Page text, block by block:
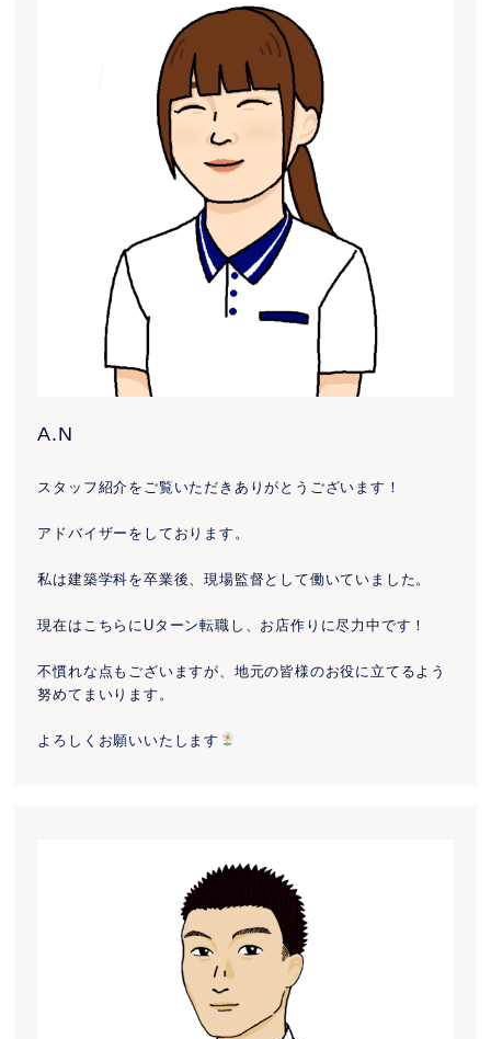
A.N
スタッフ紹介をご覧いただきありがとうございます！
アドバイザーをしております。
私は建築学科を卒業後、現場監督として働いていました。
現在はこちらにUターン転職し、お店作りに尽力中です！
不慣れな点もございますが、地元の皆様のお役に立てるよう
努めてまいります。
よろしくお願いいたします